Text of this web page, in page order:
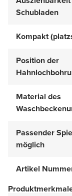
Schubladen
Kompakt
Position der
Material des
Passender
möglich
Artikel